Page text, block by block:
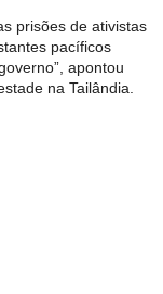
prisões de ativistas
pacíficos
apontou
na Tailândia.